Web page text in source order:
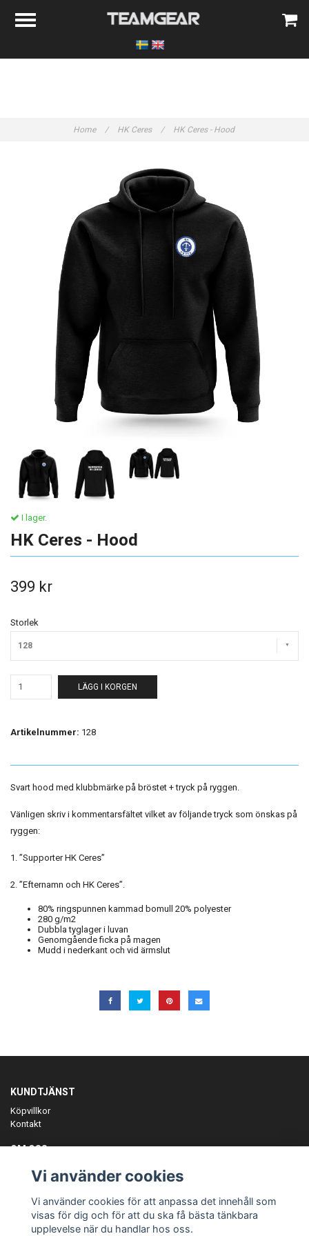
Home / HK Ceres / HK Ceres - Hood
I lager.
HK Ceres - Hood
399 kr
Storlek
128
LÄGG I KORGEN
Artikelnummer: 128
Svart hood med klubbmärke på bröstet + tryck på ryggen.
Vänligen skriv i kommentarsfältet vilket av följande tryck som önskas på
ryggen:
1. ”Supporter HK Ceres”
2. ”Efternamn och HK Ceres”.
80% ringspunnen kammad bomull 20% polyester
280 g/m2
Dubbla tyglager i luvan
Genomgående ficka på magen
Mudd i nederkant och vid ärmslut
KUNDTJÄNST
Köpvillkor
Kontakt
OM OSS
ANMÄL DIG TILL VÅRT NYHETSBREV
Prenumerera
Vi använder cookies
Vi använder cookies för att anpassa det innehåll som
visas för dig och för att du ska få bästa tänkbara
upplevelse när du handlar hos oss.